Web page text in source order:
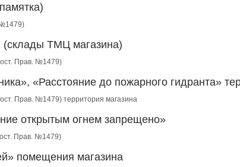
(склады ТМЦ магазина)
Прав. №1479)
«Расстояние до пожарного гидранта»
Прав. №1479) территория магазина
открытым огнем запрещено»
Прав. №1479)
помещения магазина